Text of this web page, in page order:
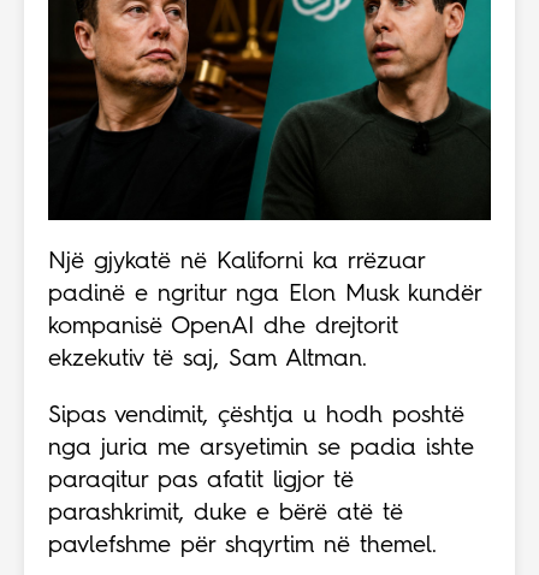
Një gjykatë në Kaliforni ka rrëzuar
padinë e ngritur nga Elon Musk kundër
kompanisë OpenAI dhe drejtorit
ekzekutiv të saj, Sam Altman.
Sipas vendimit, çështja u hodh poshtë
nga juria me arsyetimin se padia ishte
paraqitur pas afatit ligjor të
parashkrimit, duke e bërë atë të
pavlefshme për shqyrtim në themel.